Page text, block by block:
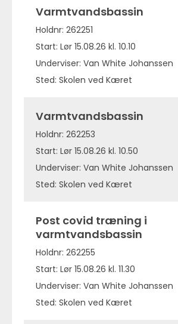
Varmtvandsbassin
Holdnr: 262251
Start: Lør 15.08.26 kl. 10.10
Underviser: Van White Johanssen
Sted: Skolen ved Kæret
Varmtvandsbassin
Holdnr: 262253
Start: Lør 15.08.26 kl. 10.50
Underviser: Van White Johanssen
Sted: Skolen ved Kæret
Post covid træning i
varmtvandsbassin
Holdnr: 262255
Start: Lør 15.08.26 kl. 11.30
Underviser: Van White Johanssen
Sted: Skolen ved Kæret